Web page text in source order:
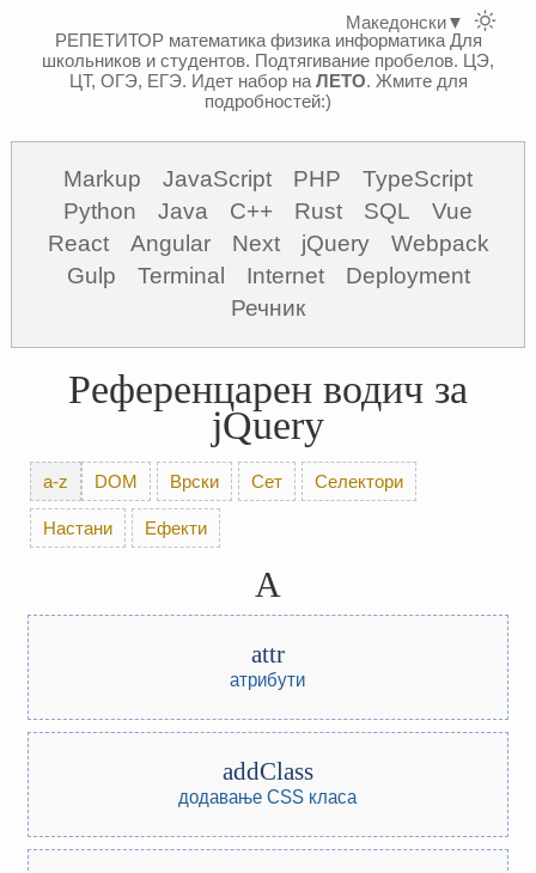
РЕПЕТИТОР математика физика информатикаДля
школьников и студентов. Подтягивание пробелов. ЦЭ,
ЦТ, ОГЭ, ЕГЭ. Идет набор на ЛЕТО. Жмите для
подробностей:)
Markup JavaScript PHP
TypeScript
Python
Java C++ Rust SQL
Vue
React
Angular Next jQuery
Webpack
Gulp
Terminal Internet
Deployment
Речник
Референцарен водич за
jQuery
a-z DOM Врски Сет Селектори
Настани Ефекти
A
attr
атрибути
addClass
додавање CSS класа
Македонски▼